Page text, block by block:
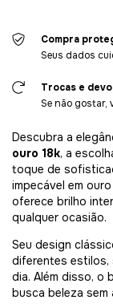
Compra
Seus dados
Trocas e
Se não gostar,
Descubra a
ouro 18k, a
toque de
impecável em
oferece brilho
qualquer ocasião.
Seu design
diferentes estilos,
dia. Além disso, o
busca beleza sem